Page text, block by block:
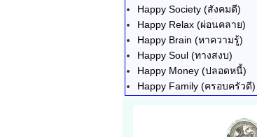
Happy Society (สังคมดี)
Happy Relax (ผ่อนคลาย)
Happy Brain (หาความรู้)
Happy Soul (ทางสงบ)
Happy Money (ปลอดหนี้)
Happy Family (ครอบครัวดี)